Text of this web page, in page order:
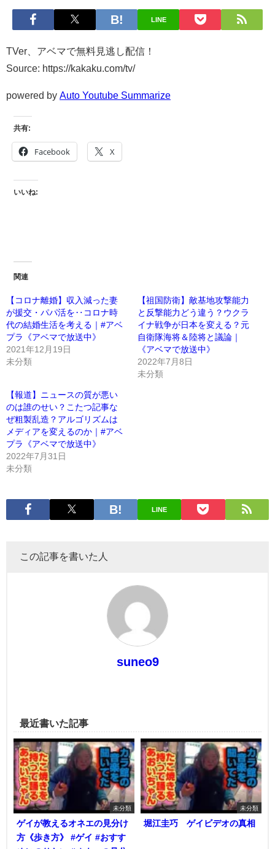
LINE
TVer、アベマで無料見逃し配信！
Source: https://kakaku.com/tv/
powered by Auto Youtube Summarize
共有:
Facebook X
いいね:
関連
【コロナ離婚】収入減った妻
が援交・パパ活を‥コロナ時
代の結婚生活を考える｜#アベ
プラ《アベマで放送中》
2021年12月19日
未分類
【祖国防衛】敵基地攻撃能力
と反撃能力どう違う？ウクラ
イナ戦争が日本を変える？元
自衛隊海将＆陸将と議論｜
《アベマで放送中》
2022年7月8日
未分類
【報道】ニュースの質が悪い
のは誰のせい？こたつ記事な
ぜ粗製乱造？アルゴリズムは
メディアを変えるのか｜#アベ
プラ《アベマで放送中》
2022年7月31日
未分類
LINE
この記事を書いた人
suneo9
最近書いた記事
未分類
ゲイが教えるオネエの見分け
方《歩き方》 #ゲイ #おすす
未分類
堀江圭巧 ゲイビデオの真相